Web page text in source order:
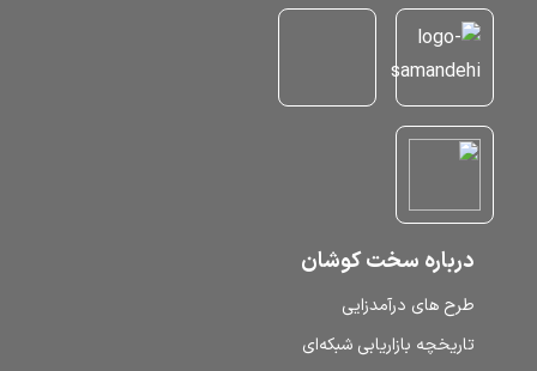
درباره سخت کوشان
طرح‌ های درآمدزایی
تاریخچه بازاریابی شبکه‌ای